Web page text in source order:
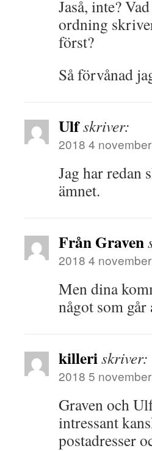
Jaså, inte?
ordning
först?
Så förvånad
Ulfskriver:
2018 4
Jag har redan
ämnet.
Från Graven
2018 4
Men dina
något som
killeriskriver:
2018 5
Graven och
intressant
postadresser